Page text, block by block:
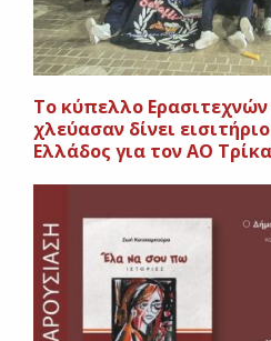
To κύπελλο
χλεύασαν δίνει
Ελλάδος για τον ΑΟ